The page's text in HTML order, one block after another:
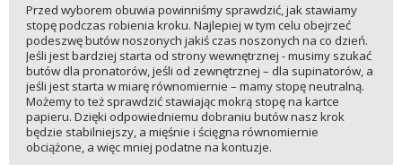
Przed wyborem obuwia powinniśmy sprawdzić, jak stawiamy
stopę podczas robienia kroku. Najlepiej w tym celu obejrzeć
podeszwę butów noszonych jakiś czas noszonych na co dzień.
Jeśli jest bardziej starta od strony wewnętrznej - musimy szukać
butów dla pronatorów, jeśli od zewnętrznej – dla supinatorów, a
jeśli jest starta w miarę równomiernie – mamy stopę neutralną.
Możemy to też sprawdzić stawiając mokrą stopę na kartce
papieru. Dzięki odpowiedniemu dobraniu butów nasz krok
będzie stabilniejszy, a mięśnie i ścięgna równomiernie
obciążone, a więc mniej podatne na kontuzje.